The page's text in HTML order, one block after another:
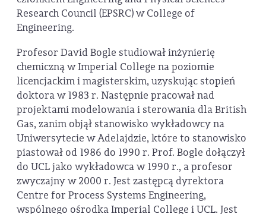
Research Council (EPSRC) w College of
Engineering.
Profesor David Bogle studiował inżynierię
chemiczną w Imperial College na poziomie
licencjackim i magisterskim, uzyskując stopień
doktora w 1983 r. Następnie pracował nad
projektami modelowania i sterowania dla British
Gas, zanim objął stanowisko wykładowcy na
Uniwersytecie w Adelajdzie, które to stanowisko
piastował od 1986 do 1990 r. Prof. Bogle dołączył
do UCL jako wykładowca w 1990 r., a profesor
zwyczajny w 2000 r. Jest zastępcą dyrektora
Centre for Process Systems Engineering,
wspólnego ośrodka Imperial College i UCL. Jest